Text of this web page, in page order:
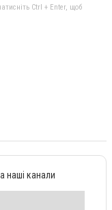
Ctrl + Enter, щоб
наші канали